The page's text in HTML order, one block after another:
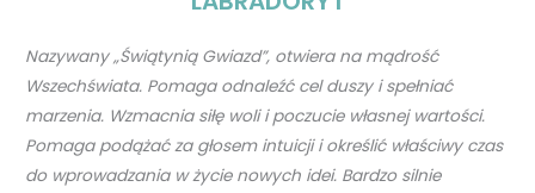
Nazywany „Świątynią Gwiazd”, otwiera na mądrość
Wszechświata. Pomaga odnaleźć cel duszy i spełniać
marzenia. Wzmacnia siłę woli i poczucie własnej wartości.
Pomaga podążać za głosem intuicji i określić właściwy czas
do wprowadzania w życie nowych idei. Bardzo silnie